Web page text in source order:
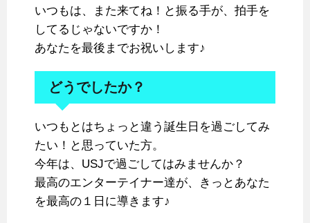
いつもは、また来てね！と振る手が、拍手を
してるじゃないですか！
あなたを最後までお祝いします♪
どうでしたか？
いつもとはちょっと違う誕生日を過ごしてみ
たい！と思っていた方。
今年は、USJで過ごしてはみませんか？
最高のエンターテイナー達が、きっとあなた
を最高の１日に導きます♪